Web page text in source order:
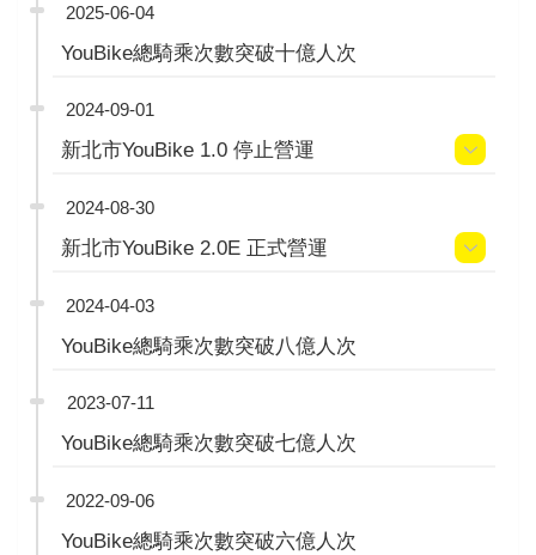
2025-06-04
YouBike總騎乘次數突破十億人次
2024-09-01
新北市YouBike 1.0 停止營運
2024-08-30
新北市YouBike 2.0E 正式營運
2024-04-03
YouBike總騎乘次數突破八億人次
2023-07-11
YouBike總騎乘次數突破七億人次
2022-09-06
YouBike總騎乘次數突破六億人次